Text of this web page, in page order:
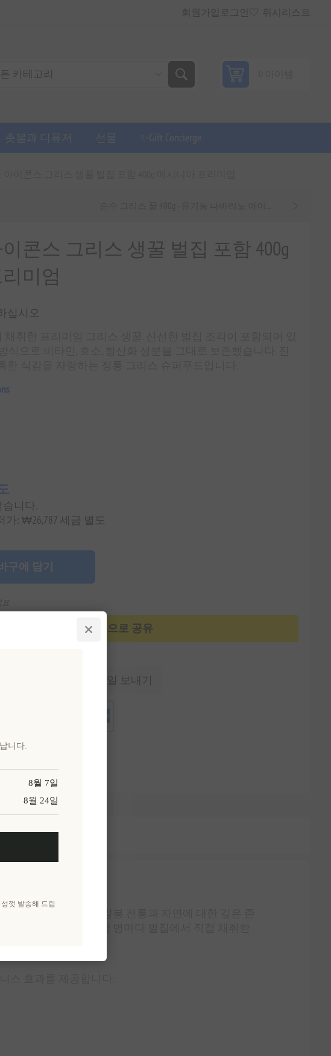
회원가입 로그인 위시리스트
촛불과 디퓨저 선물 ✨Gift Concierge
콘스 그리스 생꿀 벌집 포함 400g
미엄
십시오
습니다.
가: ₩26,787 세금 별도
구에 담기
카카오톡으로 공유
친구에게 이메일 보내기
하여
다. 수세기에 걸친 양봉 전통과 자연에 대한 깊은 존
니다.
8월 7일
8월 24일
껏 발송해 드립